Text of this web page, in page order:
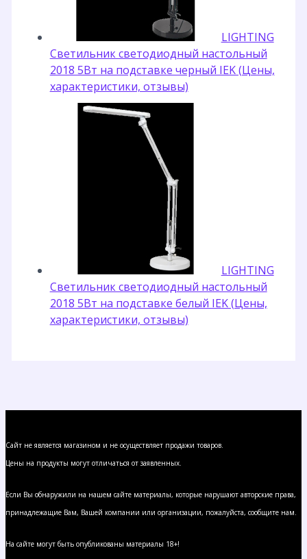
LIGHTING
Светильник светодиодный настольный
2018 5Вт на подставке черный IEK (Цены,
характеристики, отзывы)
LIGHTING
Светильник светодиодный настольный
2018 5Вт на подставке белый IEK (Цены,
характеристики, отзывы)
Сайт не является магазином и не осуществляет продажи товаров.
Цены на продукты могут отличаться от заявленных.
Если Вы обнаружили на нашем сайте материалы, которые нарушают авторские права,
принадлежащие Вам, Вашей компании или организации, пожалуйста, сообщите нам.
На сайте могут быть опубликованы материалы 18+!